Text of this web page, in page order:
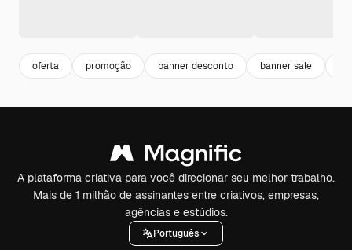
oferta promoção banner desconto banner sale
A plataforma criativa para você direcionar seu melhor trabalho.
Mais de 1 milhão de assinantes entre criativos, empresas,
agências e estúdios.
Português